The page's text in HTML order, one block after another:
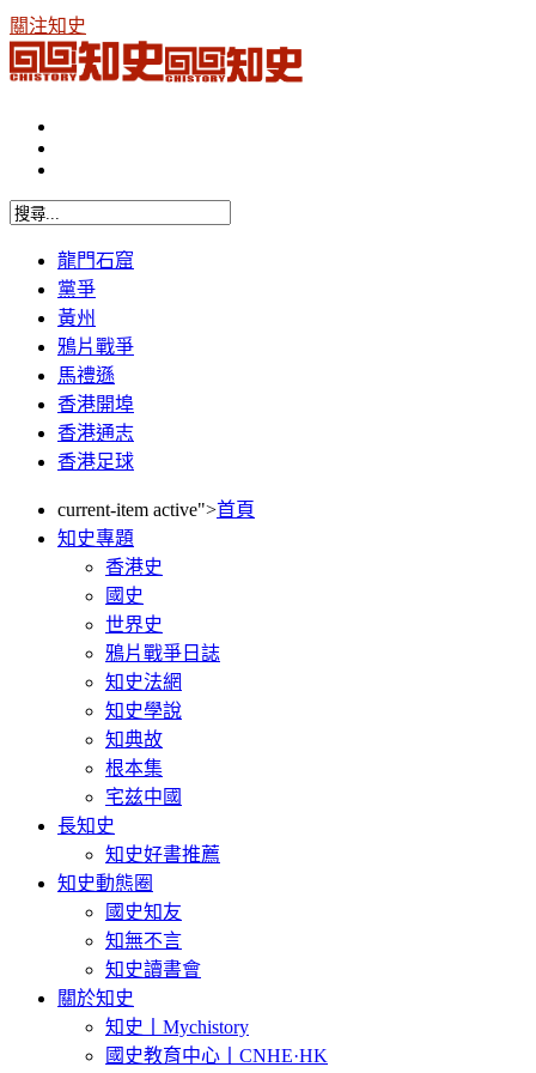
關注知史
龍門石窟
黨爭
黃州
鴉片戰爭
馬禮遜
香港開埠
香港通志
香港足球
current-item active">首頁
知史專題
香港史
國史
世界史
鴉片戰爭日誌
知史法網
知史學說
知典故
根本集
宅兹中國
長知史
知史好書推薦
知史動態圈
國史知友
知無不言
知史讀書會
關於知史
知史丨Mychistory
國史教育中心丨CNHE·HK